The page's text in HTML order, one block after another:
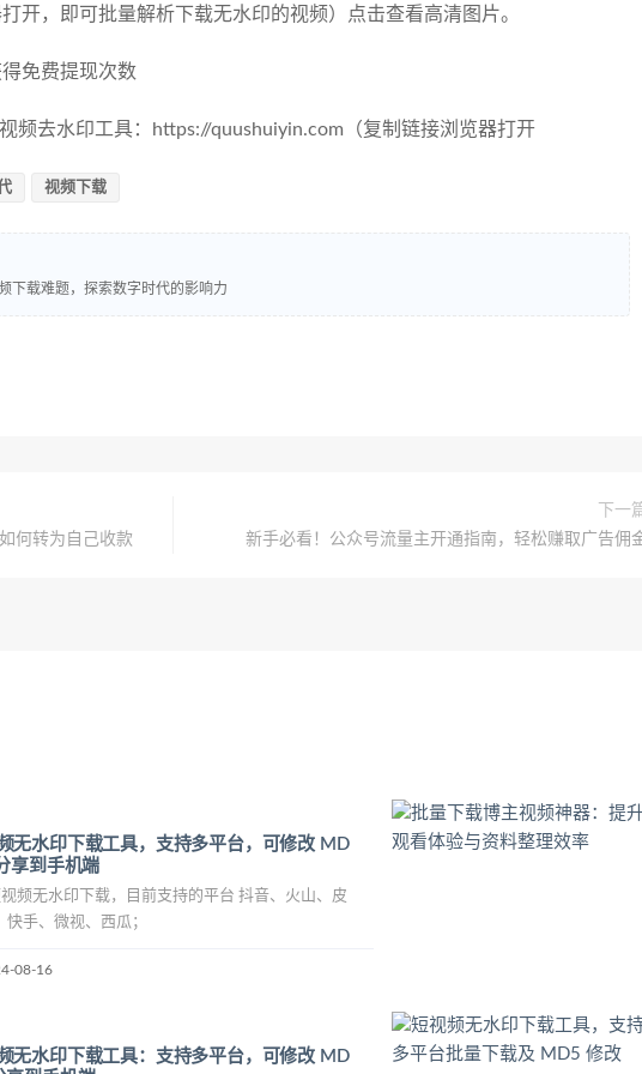
开，即可批量解析下载无水印的视频）点击查看高清图片。
免费提现次数
频去水印工具：https://quushuiyin.com（复制链接浏览器打开
视频下载
下载难题，探索数字时代的影响力
何转为自己收款
下一
新手必看！公众号流量主开通指南，轻松赚取广告佣
无水印下载工具，支持多平台，可修改 MD
享到手机端
频无水印下载，目前支持的平台 抖音、火山、皮
快手、微视、西瓜；
08-16
无水印下载工具：支持多平台，可修改 MD